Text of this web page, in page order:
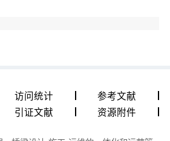
访问统计
参考文献
引证文献 资源附件